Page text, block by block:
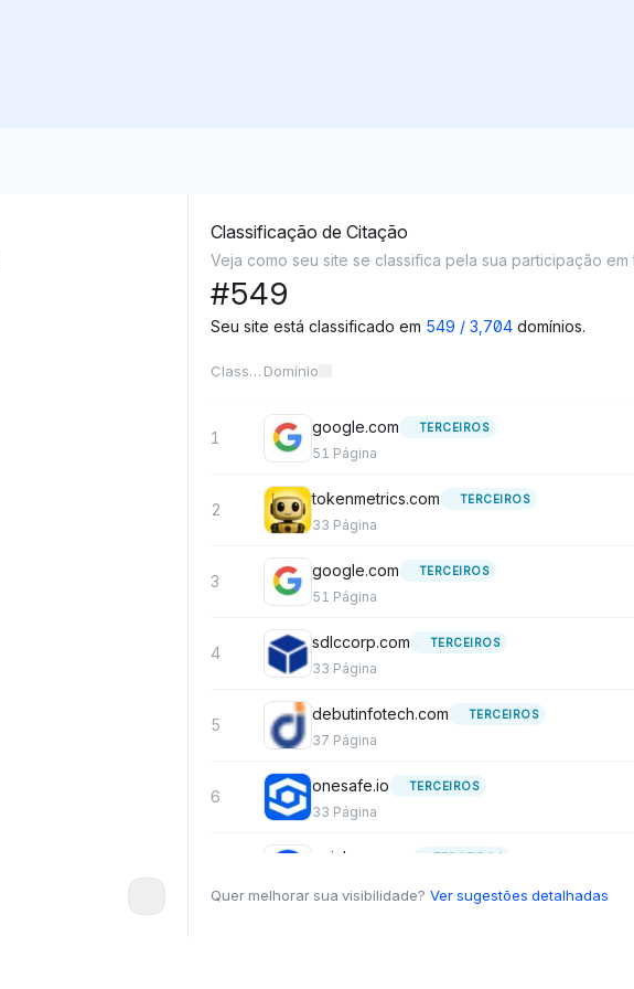
Classificação de Citação
Veja como seu site se classifica pela sua participação em
#549
Seu site está classificado em 549 / 3,704domínios.
Classificação Domínio
1
google.com TERCEIROS
51 Página
2
tokenmetrics.com TERCEIROS
33 Página
3
google.com TERCEIROS
51 Página
4
sdlccorp.com TERCEIROS
33 Página
5
debutinfotech.com TERCEIROS
37 Página
6
onesafe.io TERCEIROS
33 Página
coinbase.com TERCEIROS
Quer melhorar sua visibilidade? Ver sugestões detalhadas